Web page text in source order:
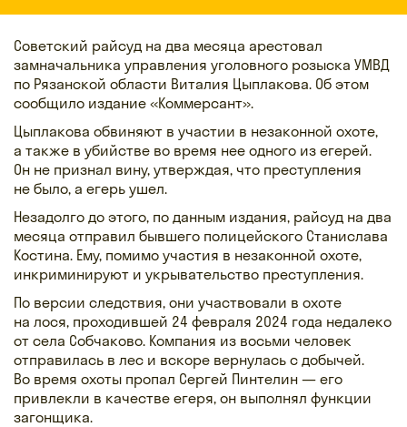
Советский райсуд на два месяца арестовал
замначальника управления уголовного розыска УМВД
по Рязанской области Виталия Цыплакова. Об этом
сообщило издание «Коммерсант».
Цыплакова обвиняют в участии в незаконной охоте,
а также в убийстве во время нее одного из егерей.
Он не признал вину, утверждая, что преступления
не было, а егерь ушел.
Незадолго до этого, по данным издания, райсуд на два
месяца отправил бывшего полицейского Станислава
Костина. Ему, помимо участия в незаконной охоте,
инкриминируют и укрывательство преступления.
По версии следствия, они участвовали в охоте
на лося, проходившей 24 февраля 2024 года недалеко
от села Собчаково. Компания из восьми человек
отправилась в лес и вскоре вернулась с добычей.
Во время охоты пропал Сергей Пинтелин — его
привлекли в качестве егеря, он выполнял функции
загонщика.